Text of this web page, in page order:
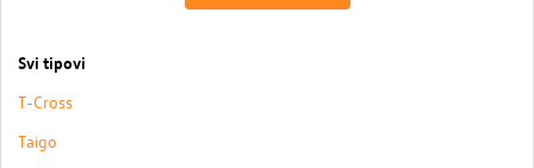
Svi tipovi
T-Cross
Taigo